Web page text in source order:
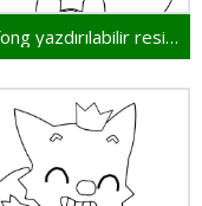
Pinkfong yazdırılabilir resim